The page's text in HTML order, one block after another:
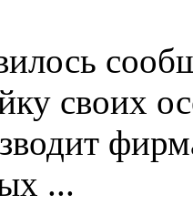
своих
...